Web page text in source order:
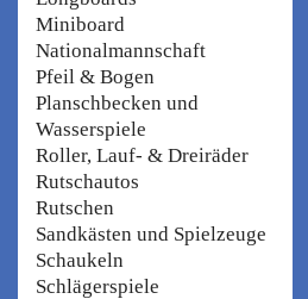
Miniboard
Nationalmannschaft
Pfeil & Bogen
Planschbecken und
Wasserspiele
Roller, Lauf- & Dreiräder
Rutschautos
Rutschen
Sandkästen und Spielzeuge
Schaukeln
Schlägerspiele